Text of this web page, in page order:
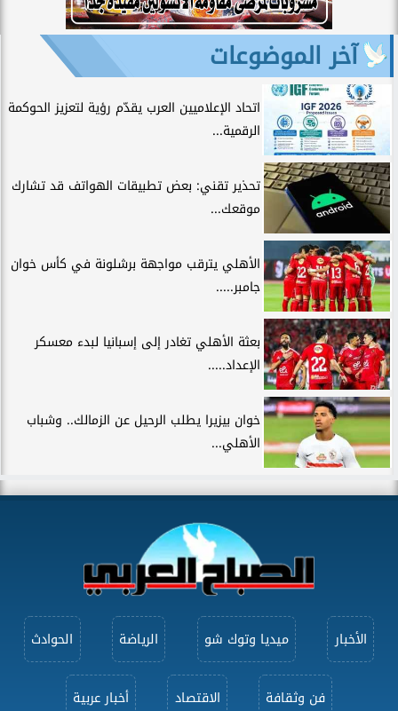
آخر الموضوعات
اتحاد الإعلاميين العرب يقدّم رؤية لتعزيز الحوكمة
الرقمية...
تحذير تقني: بعض تطبيقات الهواتف قد تشارك
موقعك...
الأهلي يترقب مواجهة برشلونة في كأس خوان
جامبر.....
بعثة الأهلي تغادر إلى إسبانيا لبدء معسكر
الإعداد.....
خوان بيزيرا يطلب الرحيل عن الزمالك.. وشباب
الأهلي...
الأخبار ميديا وتوك شو الرياضة الحوادث
فن وثقافة الاقتصاد أخبار عربية